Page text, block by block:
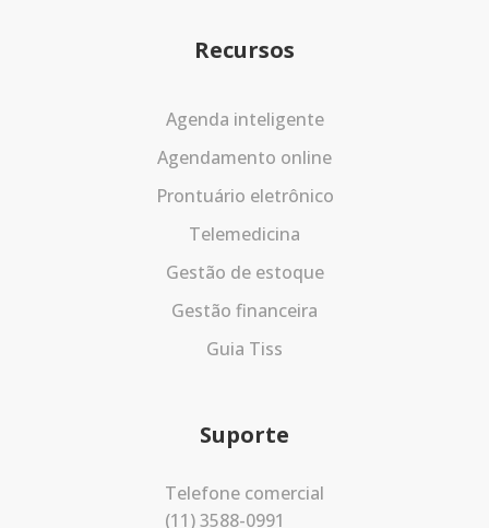
Recursos
Agenda inteligente
Agendamento online
Prontuário eletrônico
Telemedicina
Gestão de estoque
Gestão financeira
Guia Tiss
Suporte
Telefone comercial
(11) 3588-0991